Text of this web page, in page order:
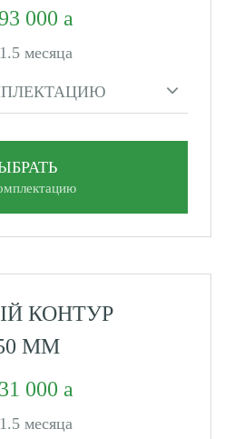
000
1.5 месяца
КОНТУР
ММ
000
1.5 месяца